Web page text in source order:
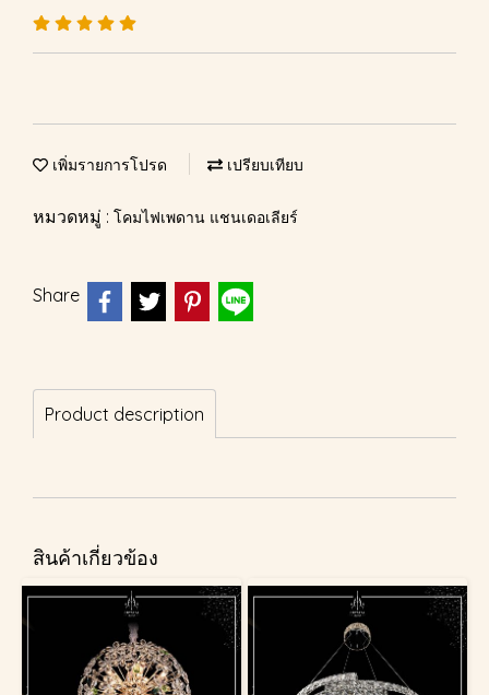
เพิ่มรายการโปรด เปรียบเทียบ
หมวดหมู่ : โคมไฟเพดาน แชนเดอเลียร์
Share
Product description
สินค้าเกี่ยวข้อง